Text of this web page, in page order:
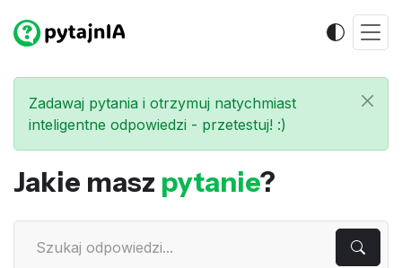
Zadawaj pytania i otrzymuj natychmiast
inteligentne odpowiedzi - przetestuj! :)
Jakie masz pytanie?